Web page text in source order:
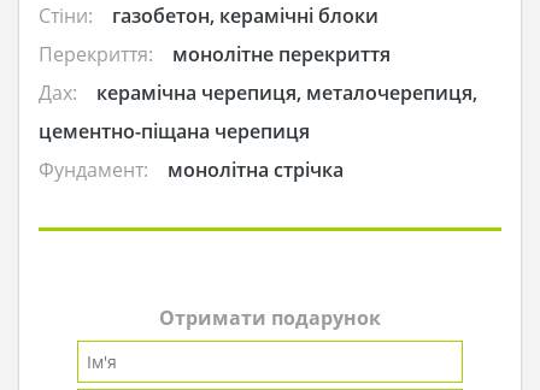
Стіни:
газобетон, керамічні блоки
Перекриття:
монолітне перекриття
Дах:
керамічна черепиця, металочерепиця,
цементно-піщана черепиця
Фундамент:
монолітна стрічка
Отримати подарунок